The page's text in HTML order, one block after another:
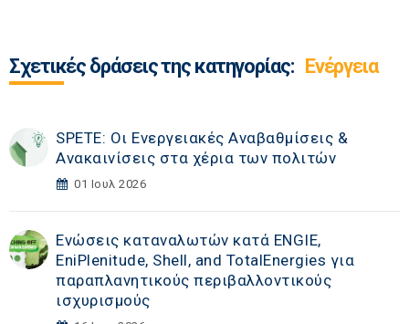
Σχετικές δράσεις της κατηγορίας: Ενέργεια
SPETE: Οι Ενεργειακές Αναβαθμίσεις &
Ανακαινίσεις στα χέρια των πολιτών
01 Ιουλ 2026
Ενώσεις καταναλωτών κατά ENGIE,
EniPlenitude, Shell, and TotalEnergies για
παραπλανητικούς περιβαλλοντικούς
ισχυρισμούς